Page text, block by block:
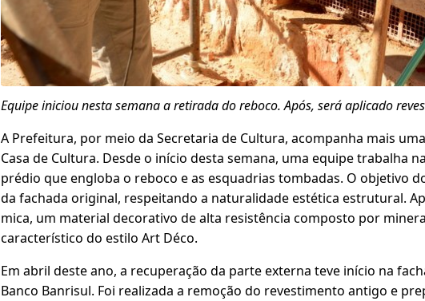
Equipe iniciou nesta semana a retirada do reboco. Após, será aplicado
A Prefeitura, por meio da Secretaria de Cultura, acompanha mais
Casa de Cultura. Desde o início desta semana, uma equipe trabalha
prédio que engloba o reboco e as esquadrias tombadas. O objetivo
da fachada original, respeitando a naturalidade estética estrutural.
mica, um material decorativo de alta resistência composto por
característico do estilo Art Déco.
Em abril deste ano, a recuperação da parte externa teve início na
Banco Banrisul. Foi realizada a remoção do revestimento antigo e